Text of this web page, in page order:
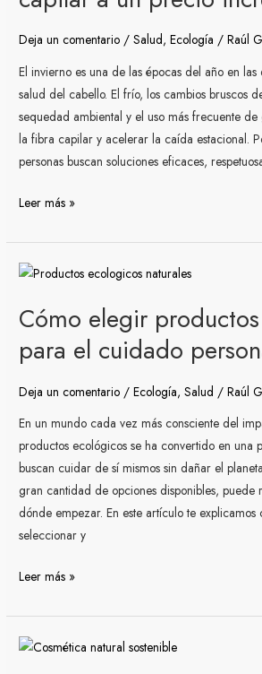
Deja un comentario /Salud,Ecología /Raúl
El invierno es una de las épocas del año en las
salud del cabello. El frío, los cambios bruscos
sequedad ambiental y el uso más frecuente
la fibra capilar y acelerar la caída estacional.
personas buscan soluciones eficaces,
tratamiento
natural
capilar
a
un
precio
increíble.
Leer más »
Cómo elegir
para el cuidado
Deja un comentario /Ecología,Salud /Raúl
En un mundo cada vez más consciente del
productos ecológicos se ha convertido en una
buscan cuidar de sí mismos sin dañar el
gran cantidad de opciones disponibles, puede
dónde empezar. En este artículo te
seleccionar y
Cómo
productos
para
el
personal
Leer más »
Cosmética